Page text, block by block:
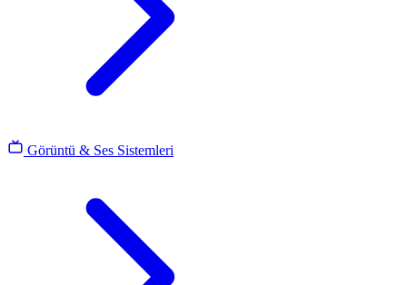
Görüntü & Ses Sistemleri